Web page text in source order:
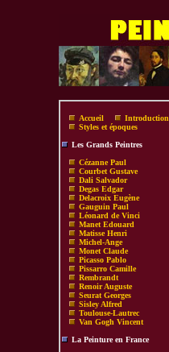
Accueil
Introduction
Styles et époques
Les Grands Peintres
Cézanne Paul
Courbet Gustave
Dali Salvador
Degas Edgar
Delacroix Eugène
Gauguin Paul
Léonard de Vinci
Manet Edouard
Matisse Henri
Michel-Ange
Monet Claude
Picasso Pablo
Pissarro Camille
Rembrandt
Renoir Auguste
Seurat Georges
Sisley Alfred
Toulouse-Lautrec
Van Gogh Vincent
La Peinture en France